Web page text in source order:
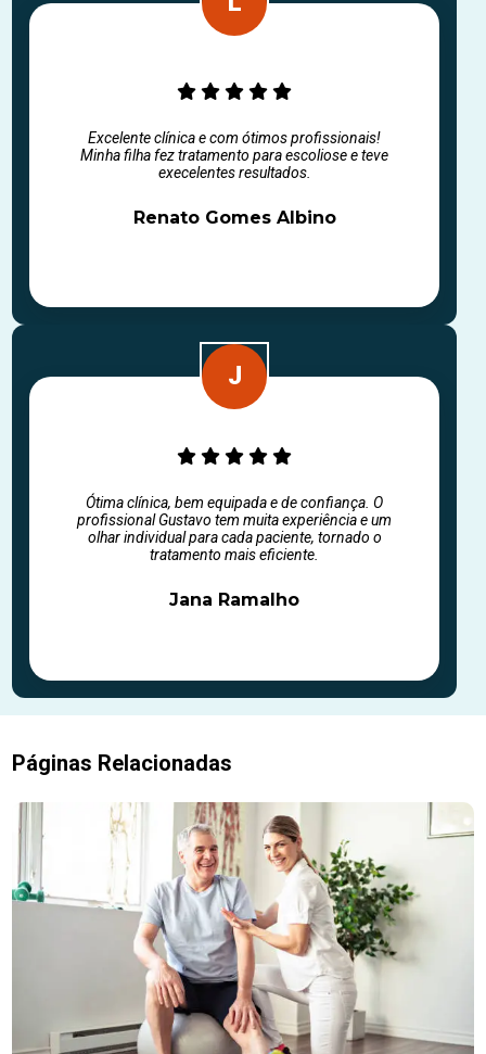
Excelente clínica e com ótimos profissionais!
Minha filha fez tratamento para escoliose e teve
execelentes resultados.
Renato Gomes Albino
Ótima clínica, bem equipada e de confiança. O
profissional Gustavo tem muita experiência e um
olhar individual para cada paciente, tornado o
tratamento mais eficiente.
Jana Ramalho
Páginas Relacionadas